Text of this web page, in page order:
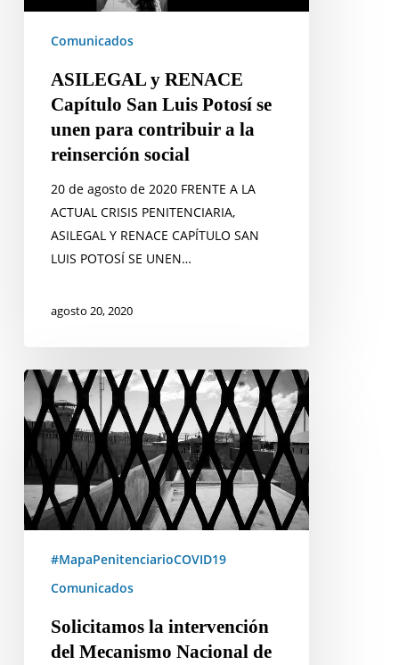
unen
contribuir
reinserción
social
Comunicados
ASILEGAL y RENACE
Capítulo San Luis Potosí se
unen para contribuir a la
reinserción social
20 de agosto de 2020 FRENTE A LA
ACTUAL CRISIS PENITENCIARIA,
ASILEGAL Y RENACE CAPÍTULO SAN
LUIS POTOSÍ SE UNEN…
agosto 20, 2020
Solicitamos
intervención
del
Mecanismo
Nacional
de
#MapaPenitenciarioCOVID19
Comunicados
Solicitamos la intervención
del Mecanismo Nacional de